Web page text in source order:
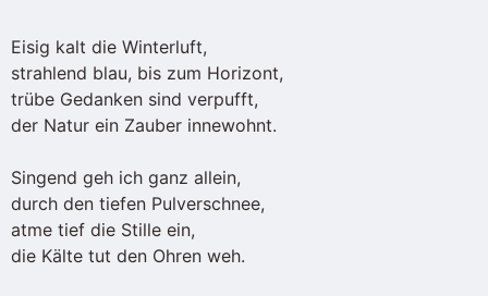
Eisig kalt die Winterluft,
strahlend blau, bis zum Horizont,
trübe Gedanken sind verpufft,
der Natur ein Zauber innewohnt.
Singend geh ich ganz allein,
durch den tiefen Pulverschnee,
atme tief die Stille ein,
die Kälte tut den Ohren weh.